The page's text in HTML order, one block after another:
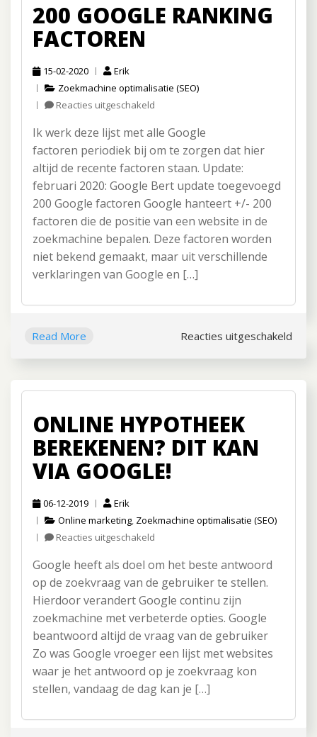
200 GOOGLE RANKING
FACTOREN
15-02-2020
Erik
Zoekmachine optimalisatie (SEO)
Reacties uitgeschakeld
Google
ranking
factoren
Ik werk deze lijst met alle Google
factoren periodiek bij om te zorgen dat hier
altijd de recente factoren staan. Update:
februari 2020: Google Bert update toegevoegd
200 Google factoren Google hanteert +/- 200
factoren die de positie van een website in de
zoekmachine bepalen. Deze factoren worden
niet bekend gemaakt, maar uit verschillende
verklaringen van Google en […]
Read More Reacties uitgeschakeld
ONLINE HYPOTHEEK
BEREKENEN? DIT KAN
VIA GOOGLE!
06-12-2019
Erik
Online marketing, Zoekmachine optimalisatie (SEO)
Reacties uitgeschakeld
hypotheek
berekenen?
Dit
kan
via
Google!
Google heeft als doel om het beste antwoord
op de zoekvraag van de gebruiker te stellen.
Hierdoor verandert Google continu zijn
zoekmachine met verbeterde opties. Google
beantwoord altijd de vraag van de gebruiker
Zo was Google vroeger een lijst met websites
waar je het antwoord op je zoekvraag kon
stellen, vandaag de dag kan je […]